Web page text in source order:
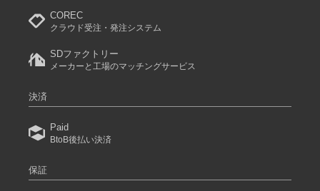
COREC
クラウド受注・発注システム
SDファクトリー
メーカーと工場のマッチングサービス
決済
Paid
BtoB後払い決済
保証